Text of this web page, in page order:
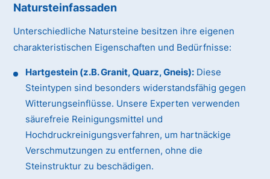
Natursteinfassaden
Unterschiedliche Natursteine besitzen ihre eigenen
charakteristischen Eigenschaften und Bedürfnisse:
Hartgestein (z.B. Granit, Quarz, Gneis): Diese
Steintypen sind besonders widerstandsfähig gegen
Witterungseinflüsse. Unsere Experten verwenden
säurefreie Reinigungsmittel und
Hochdruckreinigungsverfahren, um hartnäckige
Verschmutzungen zu entfernen, ohne die
Steinstruktur zu beschädigen.